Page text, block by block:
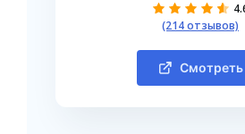
(214 отзывов)
Смотреть